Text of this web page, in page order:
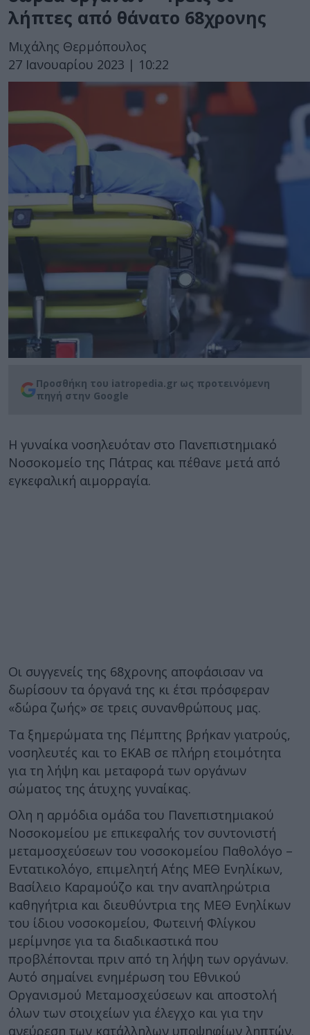
λήπτες από θάνατο 68χρονης
Μιχάλης Θερμόπουλος
27 Ιανουαρίου 2023 | 10:22
Προσθήκη του iatropedia.gr ως προτεινόμενη
πηγή στην Google
Η γυναίκα νοσηλευόταν στο Πανεπιστημιακό
Νοσοκομείο της Πάτρας και πέθανε μετά από
εγκεφαλική αιμορραγία.
Οι συγγενείς της 68χρονης αποφάσισαν να
δωρίσουν τα όργανά της κι έτσι πρόσφεραν
«δώρα ζωής» σε τρεις συνανθρώπους μας.
Τα ξημερώματα της Πέμπτης βρήκαν γιατρούς,
νοσηλευτές και το ΕΚΑΒ σε πλήρη ετοιμότητα
για τη λήψη και μεταφορά των οργάνων
σώματος της άτυχης γυναίκας.
Ολη η αρμόδια ομάδα του Πανεπιστημιακού
Νοσοκομείου με επικεφαλής τον συντονιστή
μεταμοσχεύσεων του νοσοκομείου Παθολόγο –
Εντατικολόγο, επιμελητή Α΄της ΜΕΘ Ενηλίκων,
Βασίλειο Καραμούζο και την αναπληρώτρια
καθηγήτρια και διευθύντρια της ΜΕΘ Ενηλίκων
του ίδιου νοσοκομείου, Φωτεινή Φλίγκου
μερίμνησε για τα διαδικαστικά που
προβλέπονται πριν από τη λήψη των οργάνων.
Αυτό σημαίνει ενημέρωση του Εθνικού
Οργανισμού Μεταμοσχεύσεων και αποστολή
όλων των στοιχείων για έλεγχο και για την
ανεύρεση των κατάλληλων υποψηφίων ληπτών.